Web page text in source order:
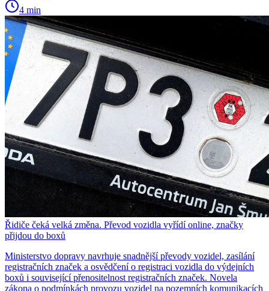
4 min
Řidiče čeká velká změna. Převod vozidla vyřídí online, značky
přijdou do boxů
Ministerstvo dopravy navrhuje snadnější převody vozidel, zasílání
registračních značek a osvědčení o registraci vozidla do výdejních
boxů i související přenositelnost registračních značek. Novela
zákona o podmínkách provozu vozidel na pozemních komunikacích